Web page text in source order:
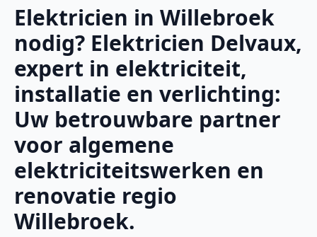
Elektricien in Willebroek
nodig? Elektricien Delvaux,
expert in elektriciteit,
installatie en verlichting:
Uw betrouwbare partner
voor algemene
elektriciteitswerken en
renovatie regio
Willebroek.